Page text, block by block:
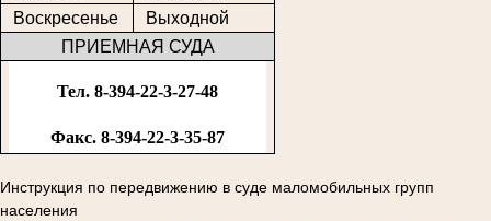
Воскресенье
Выходной
ПРИЕМНАЯ СУДА
Тел. 8-394-22-3-27-48
Факс. 8-394-22-3-35-87
Инструкция по передвижению в суде маломобильных групп
населения